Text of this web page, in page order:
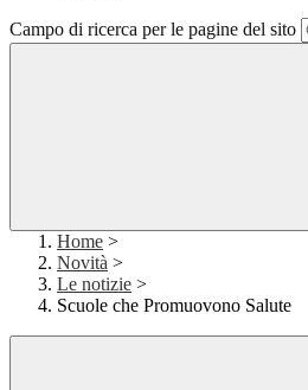
Campo di ricerca per le pagine del sito
Home >
Novità >
Le notizie >
Scuole che Promuovono Salute